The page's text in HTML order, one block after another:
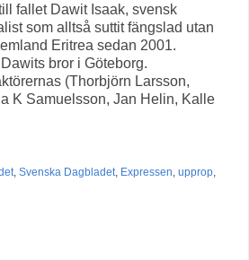
fallet Dawit Isaak, svensk
som alltså suttit fängslad utan
Eritrea sedan 2001.
bror i Göteborg.
(Thorbjörn Larsson,
K Samuelsson, Jan Helin, Kalle
, Svenska Dagbladet, Expressen, upprop,